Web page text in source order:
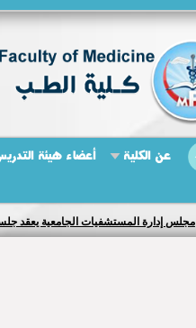
عن الكلية أعضاء هيئة
مجلس إدارة المستشفيات الجامعية يعقد